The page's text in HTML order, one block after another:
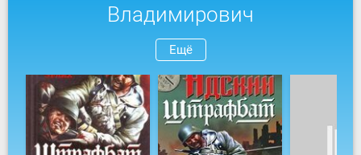
Владимирович
Ещё